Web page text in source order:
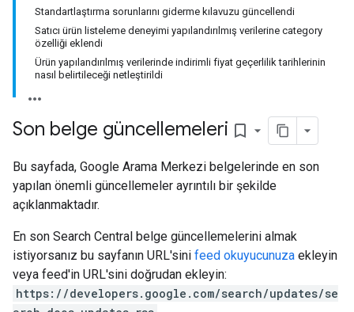
Standartlaştırma sorunlarını giderme kılavuzu güncellendi
Satıcı ürün listeleme deneyimi yapılandırılmış verilerine category
özelliği eklendi
Ürün yapılandırılmış verilerinde indirimli fiyat geçerlilik tarihlerinin
nasıl belirtileceği netleştirildi
Son belge güncellemeleri bookmark_border
Bu sayfada, Google Arama Merkezi belgelerinde en son
yapılan önemli güncellemeler ayrıntılı bir şekilde
açıklanmaktadır.
En son Search Central belge güncellemelerini almak
istiyorsanız bu sayfanın URL'sini feed okuyucunuza ekleyin
veya feed'in URL'sini doğrudan ekleyin:
https://developers.google.com/search/updates/se